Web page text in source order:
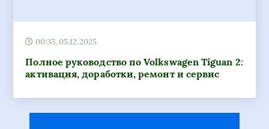
00:35, 05.12.2025
Полное руководство по Volkswagen Tiguan 2:
активация, доработки, ремонт и сервис